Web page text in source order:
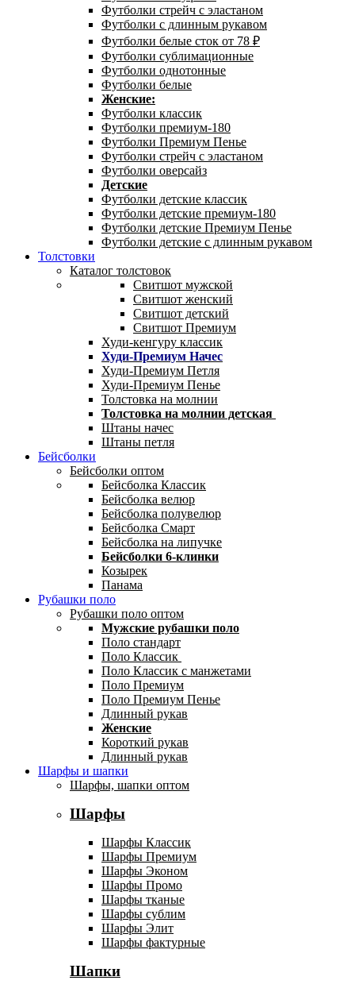
Футболки стрейч с эластаном
Футболки с длинным рукавом
Футболки белые сток от 78 ₽
Футболки сублимационные
Футболки однотонные
Футболки белые
Женские:
Футболки классик
Футболки премиум-180
Футболки Премиум Пенье
Футболки стрейч с эластаном
Футболки оверсайз
Детские
Футболки детские классик
Футболки детские премиум-180
Футболки детские Премиум Пенье
Футболки детские с длинным рукавом
Толстовки
Каталог толстовок
Свитшот мужской
Свитшот женский
Свитшот детский
Свитшот Премиум
Худи-кенгуру классик
Худи-Премиум Начес
Худи-Премиум Петля
Худи-Премиум Пенье
Толстовка на молнии
Толстовка на молнии детская
Штаны начес
Штаны петля
Бейсболки
Бейсболки оптом
Бейсболка Классик
Бейсболка велюр
Бейсболка полувелюр
Бейсболка Смарт
Бейсболка на липучке
Бейсболки 6-клинки
Козырек
Панама
Рубашки поло
Рубашки поло оптом
Мужские рубашки поло
Поло стандарт
Поло Классик
Поло Классик с манжетами
Поло Премиум
Поло Премиум Пенье
Длинный рукав
Женские
Короткий рукав
Длинный рукав
Шарфы и шапки
Шарфы, шапки оптом
Шарфы
Шарфы Классик
Шарфы Премиум
Шарфы Эконом
Шарфы Промо
Шарфы тканые
Шарфы сублим
Шарфы Элит
Шарфы фактурные
Шапки